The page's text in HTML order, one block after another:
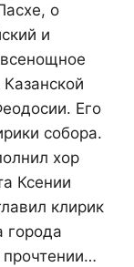
о
и
Его
собора.
хор
Ксении
клирик
города